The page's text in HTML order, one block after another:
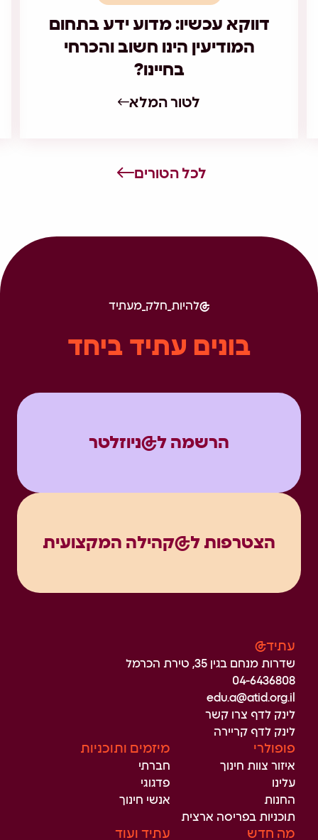
דווקא עכשיו: מדוע ידע בתחום
המודיעין הינו חשוב והכרחי
בחיינו?
לטור המלא
לכל הטורים
להיות_חלק_מעתיד
בונים עתיד ביחד
הרשמה ל@ניוזלטר
הצטרפות ל@קהילה המקצועית
עתיד@
שדרות מנחם בגין 35, טירת הכרמל
04-6436808
edu.a@atid.org.il
לינק לדף צרו קשר
לינק לדף קריירה
פופולרי
איזור צוות חינוך
עלינו
החנות
תוכניות בפריסה ארצית
מיזמים ותוכניות
חברתי
פדגוגי
אנשי חינוך
מה חדש עתיד ועוד